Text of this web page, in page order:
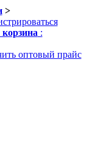
>
:
оптовый прайс